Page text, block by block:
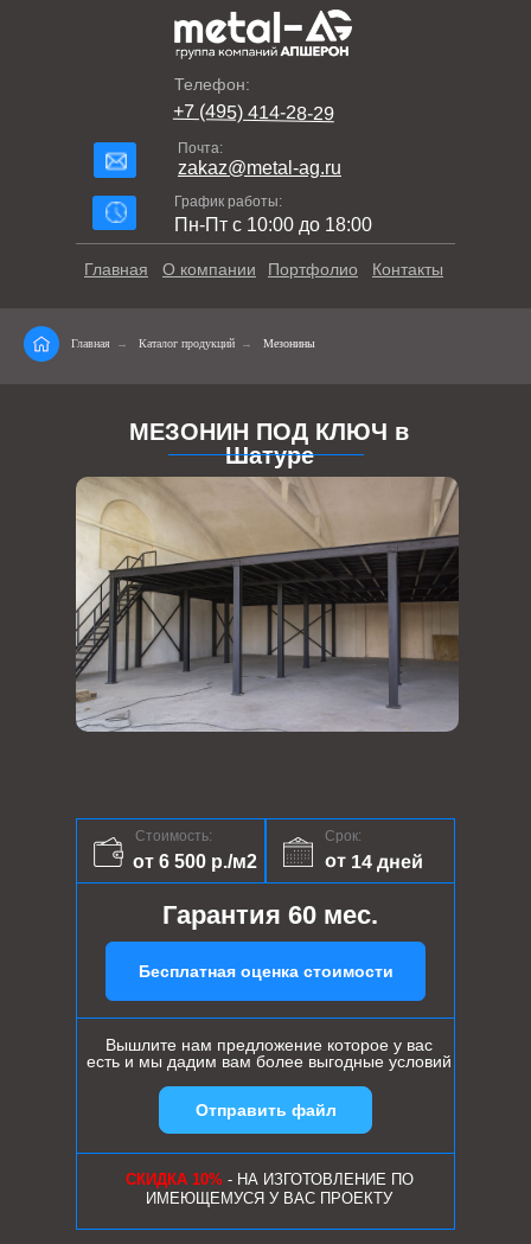
Телефон:
+7 (495) 414-28-29
Почта:
zakaz@metal-ag.ru
График работы:
Пн-Пт с 10:00 до 18:00
Контакты
Портфолио
О компании
Главная
Главная → Каталог продукций → Мезонины
МЕЗОНИН ПОД КЛЮЧ в
Шатуре
Срок:
от 14 дней
Стоимость:
от 6 500 р./м2
Гарантия 60 мес.
Бесплатная оценка стоимости
Вышлите нам предложение которое у вас
есть и мы дадим вам более выгодные условий
СКИДКА 10%- НА ИЗГОТОВЛЕНИЕ ПО
ИМЕЮЩЕМУСЯ У ВАС ПРОЕКТУ
Отправить файл